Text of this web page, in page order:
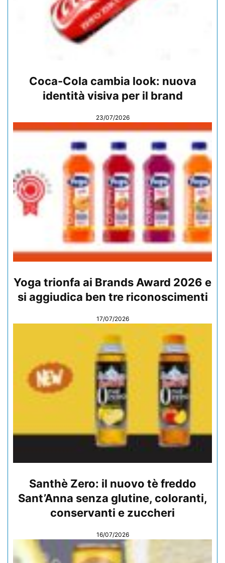
Coca-Cola cambia look: nuova
identità visiva per il brand
23/07/2026
Yoga trionfa ai Brands Award 2026 e
si aggiudica ben tre riconoscimenti
17/07/2026
Santhè Zero: il nuovo tè freddo
Sant’Anna senza glutine, coloranti,
conservanti e zuccheri
16/07/2026